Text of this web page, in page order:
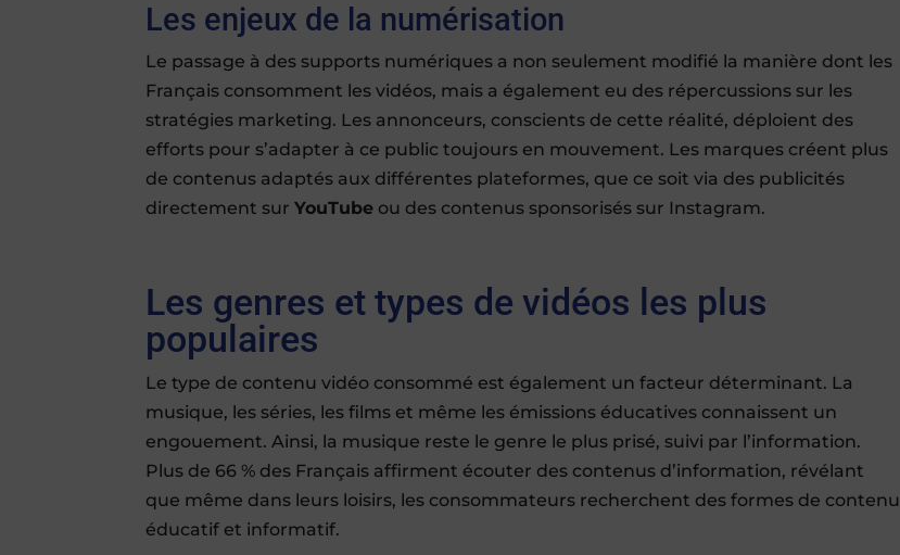
Les enjeux de la numérisation
Le passage à des supports numériques a non seulement modifié la manière dont les
Français consomment les vidéos, mais a également eu des répercussions sur les
stratégies marketing. Les annonceurs, conscients de cette réalité, déploient des
efforts pour s’adapter à ce public toujours en mouvement. Les marques créent plus
de contenus adaptés aux différentes plateformes, que ce soit via des publicités
directement surYouTube ou des contenus sponsorisés sur Instagram.
Les genres et types de vidéos les plus
populaires
Le type de contenu vidéo consommé est également un facteur déterminant. La
musique, les séries, les films et même les émissions éducatives connaissent un
engouement. Ainsi, la musique reste le genre le plus prisé, suivi par l’information.
Plus de 66 % des Français affirment écouter des contenus d’information, révélant
que même dans leurs loisirs, les consommateurs recherchent des formes de contenu
éducatif et informatif.